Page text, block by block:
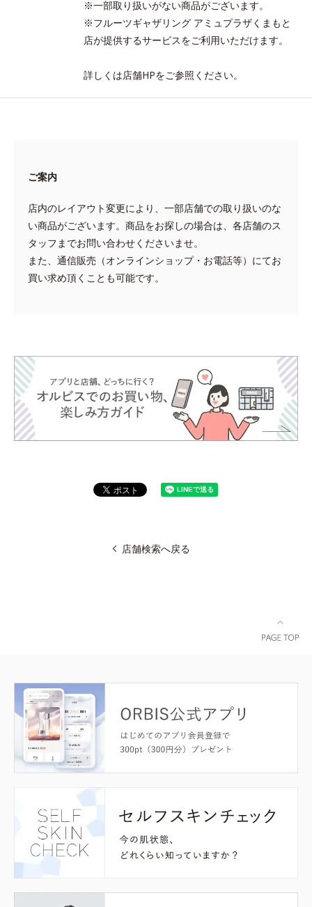
※一部取り扱いがない商品がございます。
※フルーツギャザリング アミュプラザくまもと
店が提供するサービスをご利用いただけます。
詳しくは店舗HPをご参照ください。
ご案内
店内のレイアウト変更により、一部店舗での取り扱いのな
い商品がございます。商品をお探しの場合は、各店舗のス
タッフまでお問い合わせくださいませ。
また、通信販売（オンラインショップ・お電話等）にてお
買い求め頂くことも可能です。
店舗検索へ戻る